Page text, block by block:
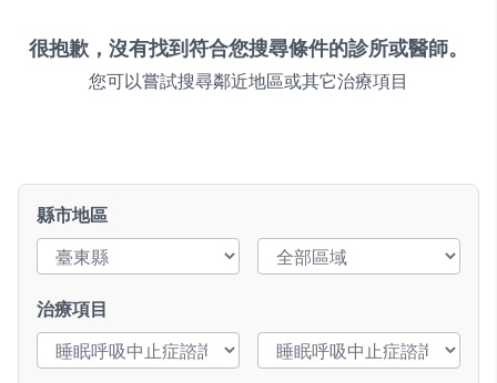
很抱歉，沒有找到符合您搜尋條件的診所或醫師。
您可以嘗試搜尋鄰近地區或其它治療項目
縣市地區
治療項目